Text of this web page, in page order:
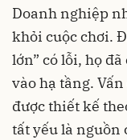
Doanh nghiệp
khỏi cuộc chơi.
lớn” có lỗi, họ
vào hạ tầng.
được thiết kế
tất yếu là nguồn